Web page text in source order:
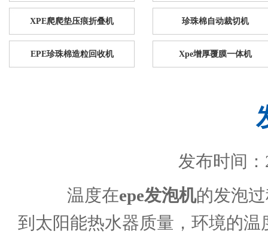
XPE爬爬垫压痕折叠机 珍珠棉自动裁切机
EPE珍珠棉造粒回收机 Xpe增厚覆膜一体机
发布时间：
温度在epe发泡机的发泡
到太阳能热水器质量，环境的